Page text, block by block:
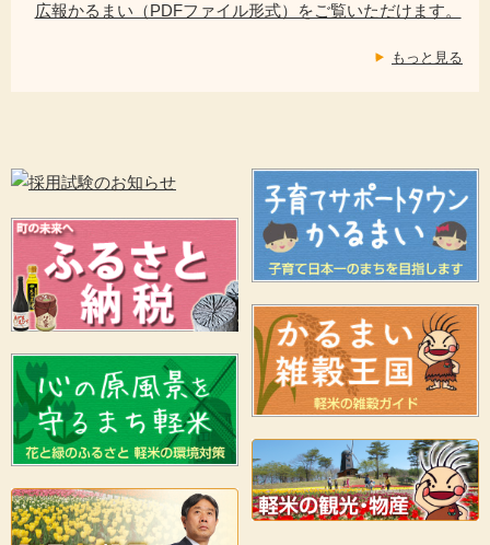
広報かるまい（PDFファイル形式）をご覧いただけます。
もっと見る